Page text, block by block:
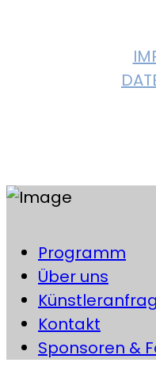
Programm
Über uns
Kontakt
Sponsoren &